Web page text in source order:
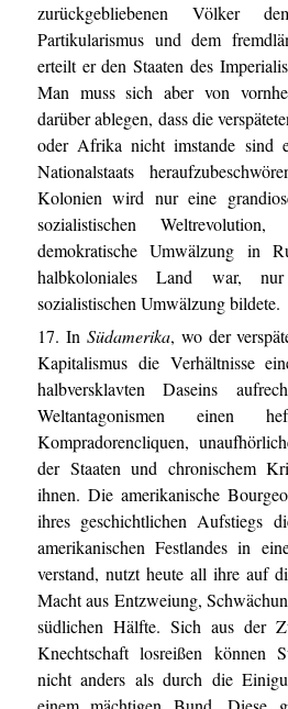
zurückgebliebenen Völker
Partikularismus und dem
erteilt er den Staaten des
Man muss sich aber von
darüber ablegen, dass die
oder Afrika nicht imstande sind
Nationalstaats
Kolonien wird nur eine
sozialistischen
demokratische Umwälzung in
halbkoloniales Land war,
sozialistischen Umwälzung bildete.
17. In Südamerika, wo der
Kapitalismus die Verhältnisse
halbversklavten Daseins
Weltantagonismen einen
Kompradorencliquen,
der Staaten und chronischem
ihnen. Die amerikanische
ihres geschichtlichen Aufstiegs
amerikanischen Festlandes in
verstand, nutzt heute all ihre auf
Macht aus Entzweiung,
südlichen Hälfte. Sich aus der
Knechtschaft losreißen können
nicht anders als durch die